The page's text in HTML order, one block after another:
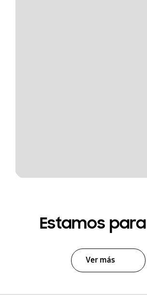
Estamos
Ver más